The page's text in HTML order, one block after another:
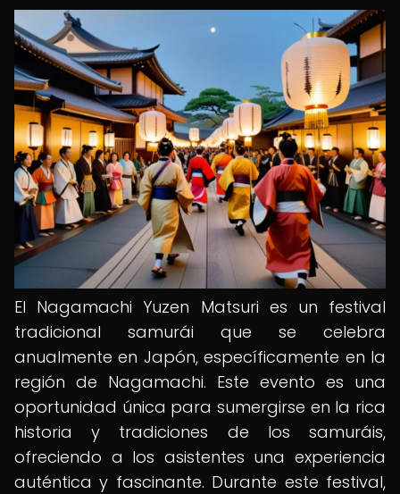
El Nagamachi Yuzen Matsuri es un festival
tradicional samurái que se celebra
anualmente en Japón, específicamente en la
región de Nagamachi. Este evento es una
oportunidad única para sumergirse en la rica
historia y tradiciones de los samuráis,
ofreciendo a los asistentes una experiencia
auténtica y fascinante. Durante este festival,